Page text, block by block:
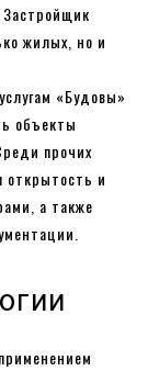
жилых, но и
услугам «Будовы»
объекты
прочих
открытость и
а также